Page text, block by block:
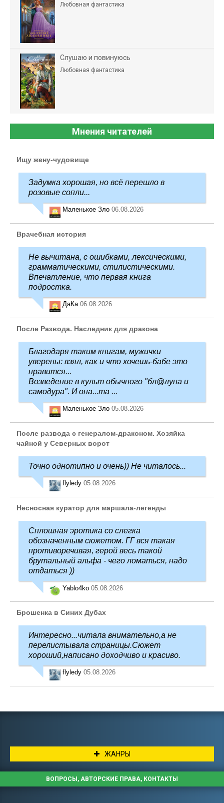
Любовная фантастика
Слушаю и повинуюсь
Любовная фантастика
Мнения читателей
Ищу жену-чудовище
Задумка хорошая, но всё перешло в
розовые сопли...
Маленькое Зло 06.08.2026
Врачебная история
Не вычитана, с ошибками, лексическими,
грамматическими, стилистическими.
Впечатление, что первая книга
подростка.
ДаКа 06.08.2026
После Развода. Наследник для дракона
Благодаря таким книгам, мужички
уверены: взял, как и что хочешь-бабе это
нравится...
Возведение в культ обычного "бл@луна и
самодура". И она...та ...
Маленькое Зло 05.08.2026
После развода с генералом-драконом. Хозяйка
чайной у Северных ворот
Точно однотипно и очень)) Не читалось...
flyledy 05.08.2026
Несносная куратор для маршала-легенды
Сплошная эротика со слегка
обозначенным сюжетом. ГГ вся такая
противоречивая, герой весь такой
брутальный альфа - чего ломаться, надо
отдаться ))
Yablo4ko 05.08.2026
Брошенка в Синих Дубах
Интересно...читала внимательно,а не
перелистывала страницы.Сюжет
хороший,написано доходчиво и красиво.
flyledy 05.08.2026
ЖАНРЫ
ВОПРОСЫ, АВТОРСКИЕ ПРАВА, КОНТАКТЫ